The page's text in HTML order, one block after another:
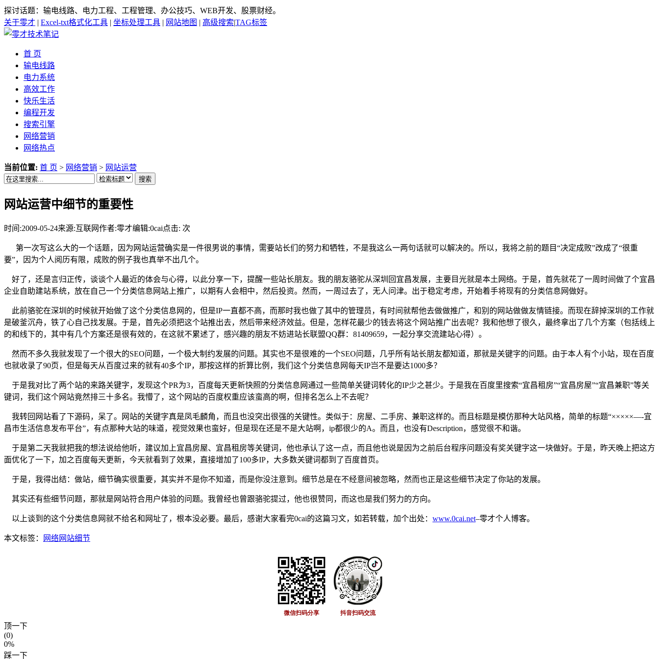
探讨话题：输电线路、电力工程、工程管理、办公技巧、WEB开发、股票财经。
关于零才 | Excel-txt格式化工具 | 坐标处理工具 | 网站地图 | 高级搜索|TAG标签
首 页
输电线路
电力系统
高效工作
快乐生活
编程开发
搜索引擎
网络营销
网络热点
当前位置: 首 页 > 网络营销 > 网站运营
搜索
网站运营中细节的重要性
时间:2009-05-24来源:互联网作者:零才编辑:0cai点击: 次
第一次写这么大的一个话题，因为网站运营确实是一件很男说的事情，需要站长们的努力和牺牲，不是我这么一两句话就可以解决的。所以，我将之前的题目“决定成败”改成了“很重
要”，因为个人阅历有限，成败的例子我也真举不出几个。
好了，还是言归正传，谈谈个人最近的体会与心得，以此分享一下，提醒一些站长朋友。我的朋友骆驼从深圳回宜昌发展，主要目光就是本土网络。于是，首先就花了一周时间做了个宜昌
企业自助建站系统，放在自己一个分类信息网站上推广，以期有人会相中，然后投资。然而，一周过去了，无人问津。出于稳定考虑，开始着手将现有的分类信息网做好。
此前骆驼在深圳的时候就开始做了这个分类信息网的，但是IP一直都不高，而那时我也做了其中的管理员，有时间就帮他去做做推广，和别的网站做做友情链接。而现在辞掉深圳的工作就
是破釜沉舟，铁了心自己找发展。于是，首先必须把这个站推出去，然后带来经济效益。但是，怎样花最少的钱去将这个网站推广出去呢？我和他想了很久，最终拿出了几个方案（包括线上
的和线下的，其中有几个方案还是很有效的，在这就不累述了，感兴趣的朋友不妨进站长联盟QQ群：81409659，一起分享交流建站心得）。
然而不多久我就发现了一个很大的SEO问题，一个极大制约发展的问题。其实也不是很难的一个SEO问题，几乎所有站长朋友都知道，那就是关键字的问题。由于本人有个小站，现在百度
也就收录了90页，但是每天从百度过来的就有40多个IP，那按这样的折算比例，我们这个分类信息网每天IP岂不是要达1000多？
于是我对比了两个站的来路关键字，发现这个PR为3，百度每天更新快照的分类信息网通过一些简单关键词转化的IP少之甚少。于是我在百度里搜索“宜昌租房”“宜昌房屋”“宜昌兼职”等关
键词，我们这个网站竟然排三十多名。我懵了，这个网站的百度权重应该蛮高的啊，但排名怎么上不去呢？
我转回网站看了下源码，呆了。网站的关键字真是凤毛麟角，而且也没突出很强的关键性。类似于：房屋、二手房、兼职这样的。而且标题是模仿那种大站风格，简单的标题“×××××—-宜
昌市生活信息发布平台”，有点那种大站的味道，视觉效果也蛮好，但是现在还是不是大站啊，ip都很少的A。而且，也没有Description，感觉很不和谐。
于是第二天我就把我的想法说给他听，建议加上宜昌房屋、宜昌租房等关键词，他也承认了这一点，而且他也说是因为之前后台程序问题没有奖关键字这一块做好。于是，昨天晚上把这方
面优化了一下，加之百度每天更新，今天就看到了效果，直接增加了100多IP，大多数关键词都到了百度首页。
于是，我得出结：做站，细节确实很重要，其实并不是你不知道，而是你没注意到。细节总是在不经意间被忽略，然而也正是这些细节决定了你站的发展。
其实还有些细节问题，那就是网站符合用户体验的问题。我曾经也曾跟骆驼提过，他也很赞同，而这也是我们努力的方向。
以上谈到的这个分类信息网就不给名和网址了，根本没必要。最后，感谢大家看完0cai的这篇习文，如若转载，加个出处： www.0cai.net–零才个人博客。
本文标签： 网络网站细节
顶一下
(0)
0%
踩一下